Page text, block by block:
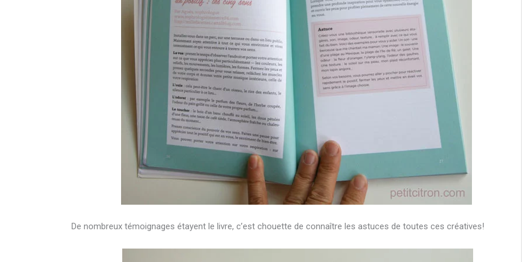
De nombreux témoignages étayent le livre, c’est chouette de connaître les astuces de toutes ces créatives!